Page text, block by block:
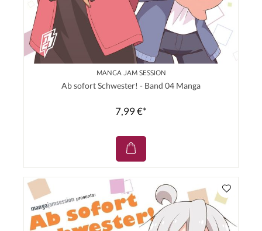
MANGA JAM SESSION
Ab sofort Schwester! - Band 04 Manga
7,99 €*